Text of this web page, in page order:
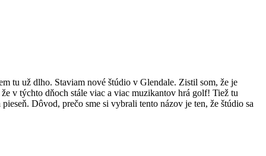
tu už dlho. Staviam nové štúdio v Glendale. Zistil som, že je
v týchto dňoch stále viac a viac muzikantov hrá golf! Tiež tu
Dôvod, prečo sme si vybrali tento názov je ten, že štúdio sa